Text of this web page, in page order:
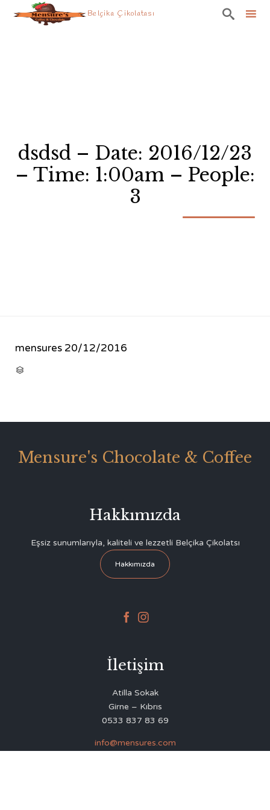
Belçika Çikolatası 
dsdsd – Date: 2016/12/23
– Time: 1:00am – People:
3
mensures 20/12/2016

Mensure's Chocolate & Coffee
Hakkımızda
Eşsiz sunumlarıyla, kaliteli ve lezzetli Belçika Çikolatsı
Hakkımızda
 
İletişim
Atilla Sokak
Girne – Kıbrıs
0533 837 83 69
info@mensures.com